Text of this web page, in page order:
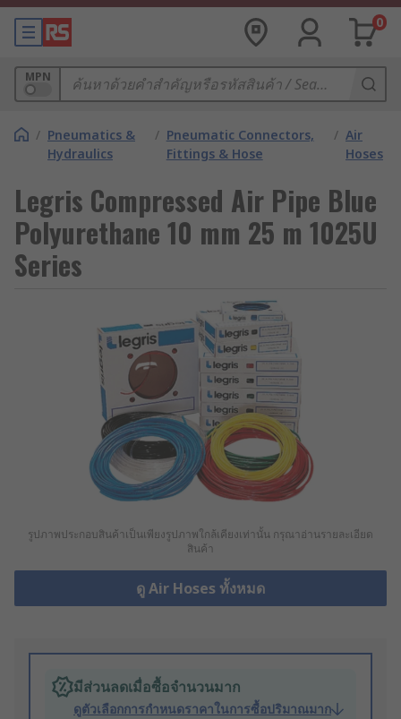
0
MPN
/ Pneumatics &
Hydraulics
/ Pneumatic Connectors,
Fittings & Hose
/ Air
Hoses
Legris Compressed Air Pipe Blue
Polyurethane 10 mm 25 m 1025U
Series
รูปภาพประกอบสินค้าเป็นเพียงรูปภาพใกล้เคียงเท่านั้น กรุณาอ่านรายละเอียด
สินค้า
ดู Air Hoses ทั้งหมด
มีส่วนลดเมื่อซื้อจำนวนมาก
ดูตัวเลือกการกำหนดราคาในการซื้อปริมาณมาก